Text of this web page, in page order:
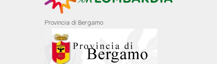
Provincia di Bergamo